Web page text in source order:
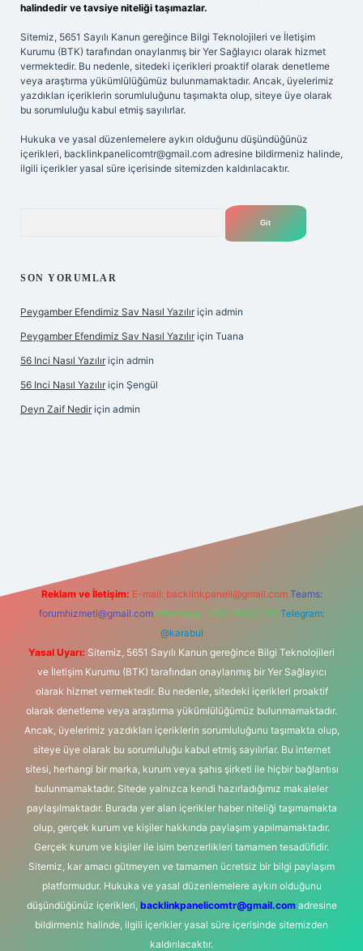
halindedir ve tavsiye niteliği taşımazlar.
Sitemiz, 5651 Sayılı Kanun gereğince Bilgi Teknolojileri ve İletişim
Kurumu (BTK) tarafından onaylanmış bir Yer Sağlayıcı olarak hizmet
vermektedir. Bu nedenle, sitedeki içerikleri proaktif olarak denetleme
veya araştırma yükümlülüğümüz bulunmamaktadır. Ancak, üyelerimiz
yazdıkları içeriklerin sorumluluğunu taşımakta olup, siteye üye olarak
bu sorumluluğu kabul etmiş sayılırlar.
Hukuka ve yasal düzenlemelere aykırı olduğunu düşündüğünüz
içerikleri, backlinkpanelicomtr@gmail.com adresine bildirmeniz halinde,
ilgili içerikler yasal süre içerisinde sitemizden kaldırılacaktır.
SON YORUMLAR
Peygamber Efendimiz Sav Nasıl Yazılır için admin
Peygamber Efendimiz Sav Nasıl Yazılır için Tuana
56 Inci Nasıl Yazılır için admin
56 Inci Nasıl Yazılır için Şengül
Deyn Zaif Nedir için admin
Reklam ve İletişim: E-mail: backlinkpaneli@gmail.com Teams:
forumhizmeti@gmail.com Whatsapp: 0262 606 0 726 Telegram:
@karabul
Yasal Uyarı: Sitemiz, 5651 Sayılı Kanun gereğince Bilgi Teknolojileri
ve İletişim Kurumu (BTK) tarafından onaylanmış bir Yer Sağlayıcı
olarak hizmet vermektedir. Bu nedenle, sitedeki içerikleri proaktif
olarak denetleme veya araştırma yükümlülüğümüz bulunmamaktadır.
Ancak, üyelerimiz yazdıkları içeriklerin sorumluluğunu taşımakta olup,
siteye üye olarak bu sorumluluğu kabul etmiş sayılırlar. Bu internet
sitesi, herhangi bir marka, kurum veya şahıs şirketi ile hiçbir bağlantısı
bulunmamaktadır. Sitede yalnızca kendi hazırladığımız makaleler
paylaşılmaktadır. Burada yer alan içerikler haber niteliği taşımamakta
olup, gerçek kurum ve kişiler hakkında paylaşım yapılmamaktadır.
Gerçek kurum ve kişiler ile isim benzerlikleri tamamen tesadüfidir.
Sitemiz, kar amacı gütmeyen ve tamamen ücretsiz bir bilgi paylaşım
platformudur. Hukuka ve yasal düzenlemelere aykırı olduğunu
düşündüğünüz içerikleri, backlinkpanelicomtr@gmail.comadresine
bildirmeniz halinde, ilgili içerikler yasal süre içerisinde sitemizden
kaldırılacaktır.